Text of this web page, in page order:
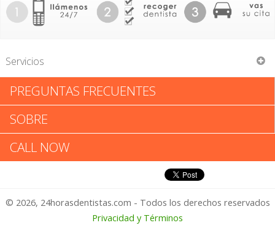
Servicios
Tony S Hwang
Tony S Hwang: Califica tu
Experiencia
1 – No Feliz
PREGUNTAS FRECUENTES
SOBRE
CALL NOW
© 2026, 24horasdentistas.com - Todos los derechos reservados
Privacidad y Términos